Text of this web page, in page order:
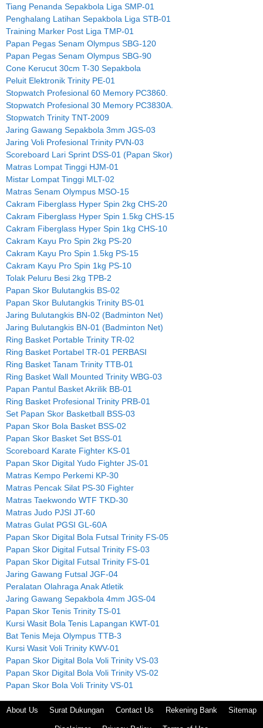
Tiang Penanda Sepakbola Liga SMP-01
Penghalang Latihan Sepakbola Liga STB-01
Training Marker Post Liga TMP-01
Papan Pegas Senam Olympus SBG-120
Papan Pegas Senam Olympus SBG-90
Cone Kerucut 30cm T-30 Sepakbola
Peluit Elektronik Trinity PE-01
Stopwatch Profesional 60 Memory PC3860.
Stopwatch Profesional 30 Memory PC3830A.
Stopwatch Trinity TNT-2009
Jaring Gawang Sepakbola 3mm JGS-03
Jaring Voli Profesional Trinity PVN-03
Scoreboard Lari Sprint DSS-01 (Papan Skor)
Matras Lompat Tinggi HJM-01
Mistar Lompat Tinggi MLT-02
Matras Senam Olympus MSO-15
Cakram Fiberglass Hyper Spin 2kg CHS-20
Cakram Fiberglass Hyper Spin 1.5kg CHS-15
Cakram Fiberglass Hyper Spin 1kg CHS-10
Cakram Kayu Pro Spin 2kg PS-20
Cakram Kayu Pro Spin 1.5kg PS-15
Cakram Kayu Pro Spin 1kg PS-10
Tolak Peluru Besi 2kg TPB-2
Papan Skor Bulutangkis BS-02
Papan Skor Bulutangkis Trinity BS-01
Jaring Bulutangkis BN-02 (Badminton Net)
Jaring Bulutangkis BN-01 (Badminton Net)
Ring Basket Portable Trinity TR-02
Ring Basket Portabel TR-01 PERBASI
Ring Basket Tanam Trinity TTB-01
Ring Basket Wall Mounted Trinity WBG-03
Papan Pantul Basket Akrilik BB-01
Ring Basket Profesional Trinity PRB-01
Set Papan Skor Basketball BSS-03
Papan Skor Bola Basket BSS-02
Papan Skor Basket Set BSS-01
Scoreboard Karate Fighter KS-01
Papan Skor Digital Yudo Fighter JS-01
Matras Kempo Perkemi KP-30
Matras Pencak Silat PS-30 Fighter
Matras Taekwondo WTF TKD-30
Matras Judo PJSI JT-60
Matras Gulat PGSI GL-60A
Papan Skor Digital Bola Futsal Trinity FS-05
Papan Skor Digital Futsal Trinity FS-03
Papan Skor Digital Futsal Trinity FS-01
Jaring Gawang Futsal JGF-04
Peralatan Olahraga Anak Atletik
Jaring Gawang Sepakbola 4mm JGS-04
Papan Skor Tenis Trinity TS-01
Kursi Wasit Bola Tenis Lapangan KWT-01
Bat Tenis Meja Olympus TTB-3
Kursi Wasit Voli Trinity KWV-01
Papan Skor Digital Bola Voli Trinity VS-03
Papan Skor Digital Bola Voli Trinity VS-02
Papan Skor Bola Voli Trinity VS-01
About Us Surat Dukungan Contact Us Rekening Bank Sitemap